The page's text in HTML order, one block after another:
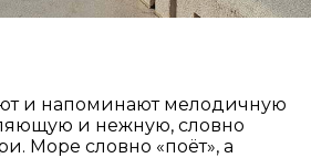
и напоминают мелодичную
и нежную, словно
Море словно «поёт», а